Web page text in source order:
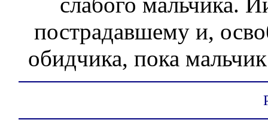
пострадавшему и,
обидчика, пока